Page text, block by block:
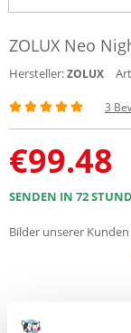
ZOLUX Neo
Hersteller:ZOLUX
3
€99.48
SENDEN IN 72
Bilder unserer Kunden